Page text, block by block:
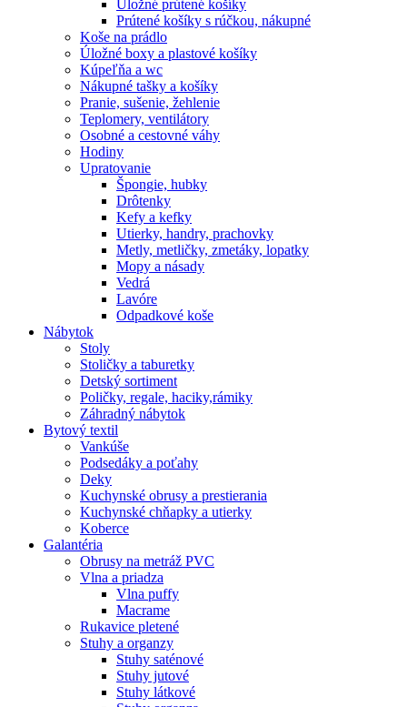
Úložné prútené košíky
Prútené košíky s rúčkou, nákupné
Koše na prádlo
Úložné boxy a plastové košíky
Kúpeľňa a wc
Nákupné tašky a košíky
Pranie, sušenie, žehlenie
Teplomery, ventilátory
Osobné a cestovné váhy
Hodiny
Upratovanie
Špongie, hubky
Drôtenky
Kefy a kefky
Utierky, handry, prachovky
Metly, metličky, zmetáky, lopatky
Mopy a násady
Vedrá
Lavóre
Odpadkové koše
Nábytok
Stoly
Stoličky a taburetky
Detský sortiment
Poličky, regale, haciky,rámiky
Záhradný nábytok
Bytový textil
Vankúše
Podsedáky a poťahy
Deky
Kuchynské obrusy a prestierania
Kuchynské chňapky a utierky
Koberce
Galantéria
Obrusy na metráž PVC
Vlna a priadza
Vlna puffy
Macrame
Rukavice pletené
Stuhy a organzy
Stuhy saténové
Stuhy jutové
Stuhy látkové